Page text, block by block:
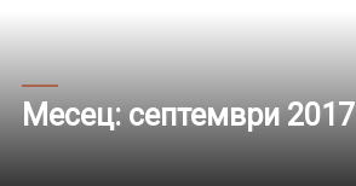
Месец:септември 2017